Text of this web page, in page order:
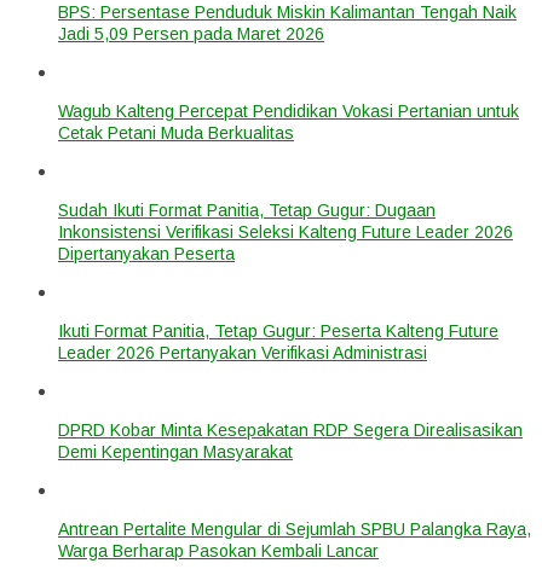
BPS: Persentase Penduduk Miskin Kalimantan Tengah Naik
Jadi 5,09 Persen pada Maret 2026
Wagub Kalteng Percepat Pendidikan Vokasi Pertanian untuk
Cetak Petani Muda Berkualitas
Sudah Ikuti Format Panitia, Tetap Gugur: Dugaan
Inkonsistensi Verifikasi Seleksi Kalteng Future Leader 2026
Dipertanyakan Peserta
Ikuti Format Panitia, Tetap Gugur: Peserta Kalteng Future
Leader 2026 Pertanyakan Verifikasi Administrasi
DPRD Kobar Minta Kesepakatan RDP Segera Direalisasikan
Demi Kepentingan Masyarakat
Antrean Pertalite Mengular di Sejumlah SPBU Palangka Raya,
Warga Berharap Pasokan Kembali Lancar